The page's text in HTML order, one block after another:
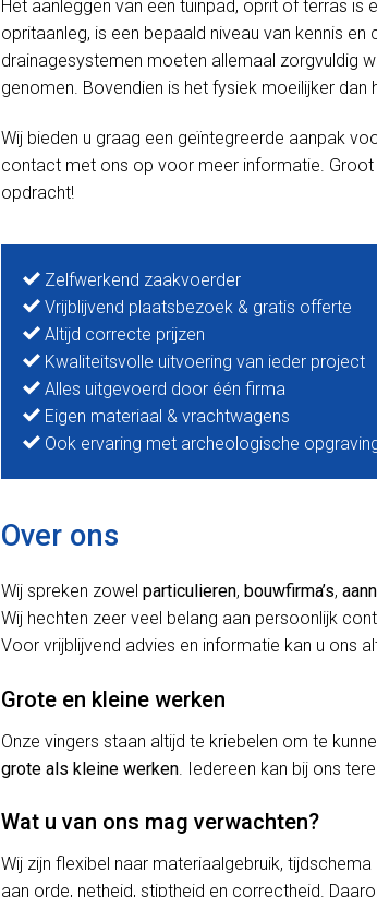
Het aanleggen van een tuinpad, oprit of terras
opritaanleg, is een bepaald niveau van kennis
drainagesystemen moeten allemaal zorgvuldig
genomen. Bovendien is het fysiek moeilijker dan
Wij bieden u graag een geïntegreerde aanpak
contact met ons op voor meer informatie.
opdracht!
Zelfwerkend zaakvoerder
Vrijblijvend plaatsbezoek & gratis offerte
Altijd correcte prijzen
Kwaliteitsvolle uitvoering van ieder project
Alles uitgevoerd door één firma
Eigen materiaal & vrachtwagens
Ook ervaring met archeologische
Over ons
Wij spreken zowel particulieren, bouwfirma’s,
Wij hechten zeer veel belang aan persoonlijk
Voor vrijblijvend advies en informatie kan u ons
Grote en kleine werken
Onze vingers staan altijd te kriebelen om te
grote als kleine werken . Iedereen kan bij ons
Wat u van ons mag verwachten?
Wij zijn flexibel naar materiaalgebruik,
aan orde, netheid, stiptheid en correctheid.